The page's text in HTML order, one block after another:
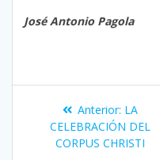
José Antonio Pagola
Navegación
Anterior: Entrada
anterior:
LA
CELEBRACIÓN DEL
CORPUS CHRISTI